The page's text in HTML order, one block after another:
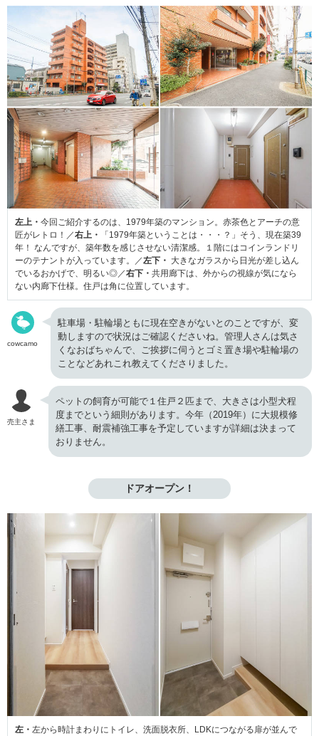
左上・ 今回ご紹介するのは、1979年築のマンション。赤茶色とアーチの意
匠がレトロ！／右上・
「1979年築ということは・・・？」そう、現在築39
年！ なんですが、築年数を感じさせない清潔感。１階にはコインランドリ
ーのテナントが入っています。／左下・ 大きなガラスから日光が差し込ん
でいるおかげで、明るい◎／右下・ 共用廊下は、外からの視線が気になら
ない内廊下仕様。住戸は角に位置しています。
cowcamo
駐車場・駐輪場ともに現在空きがないとのことですが、変
動しますので状況はご確認くださいね。管理人さんは気さ
くなおばちゃんで、ご挨拶に伺うとゴミ置き場や駐輪場の
ことなどあれこれ教えてくださりました。
売主さま
ペットの飼育が可能で１住戸２匹まで、大きさは小型犬程
度までという細則があります。今年（2019年）に大規模修
繕工事、耐震補強工事を予定していますが詳細は決まって
おりません。
ドアオープン！
左・ 左から時計まわりにトイレ、洗面脱衣所、LDKにつながる扉が並んで